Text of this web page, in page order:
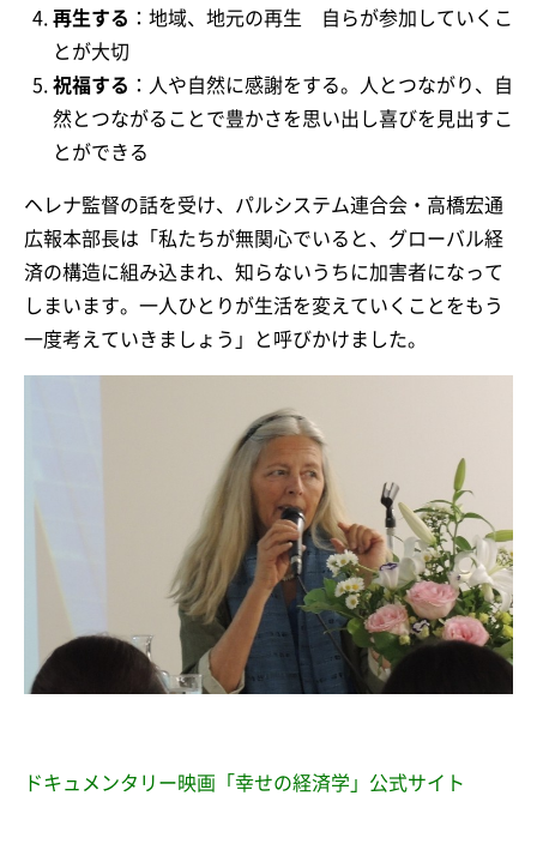
再生する ：地域、地元の再生 自らが参加していくこ
とが大切
祝福する ：人や自然に感謝をする。人とつながり、自
然とつながることで豊かさを思い出し喜びを見出すこ
とができる
ヘレナ監督の話を受け、パルシステム連合会・高橋宏通
広報本部長は「私たちが無関心でいると、グローバル経
済の構造に組み込まれ、知らないうちに加害者になって
しまいます。一人ひとりが生活を変えていくことをもう
一度考えていきましょう」と呼びかけました。
ドキュメンタリー映画「幸せの経済学」公式サイト